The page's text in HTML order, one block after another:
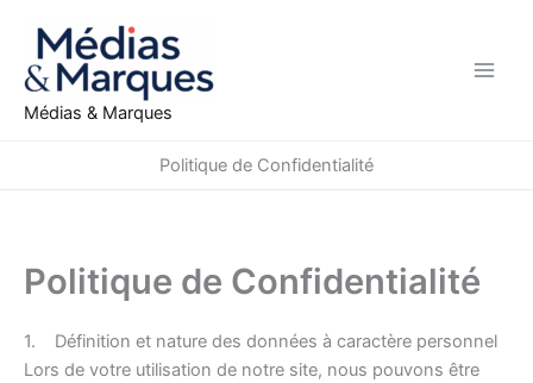
contenu
Médias & Marques
Politique de Confidentialité
Politique de Confidentialité
1. Définition et nature des données à caractère personnel
Lors de votre utilisation de notre site, nous pouvons être